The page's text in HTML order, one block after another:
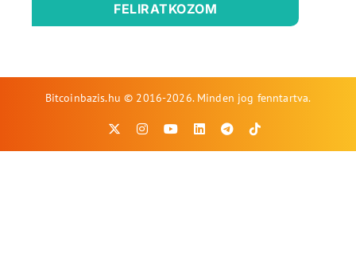
FELIRATKOZOM
Bitcoinbazis.hu © 2016-2026. Minden jog fenntartva.